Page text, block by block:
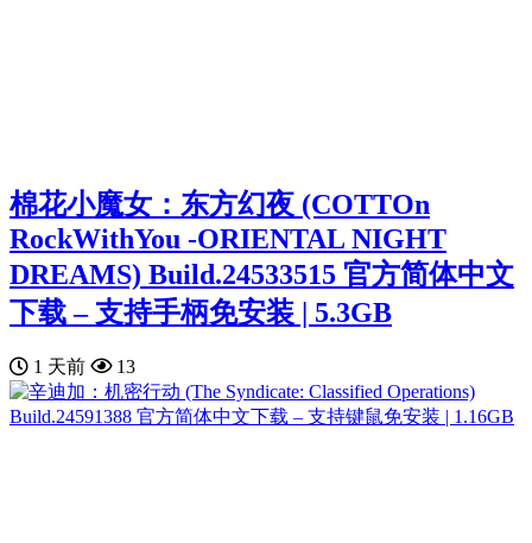
棉花小魔女：东方幻夜 (COTTOn
RockWithYou -ORIENTAL NIGHT
DREAMS) Build.24533515 官方简体中文
下载 – 支持手柄免安装 | 5.3GB
1 天前 13